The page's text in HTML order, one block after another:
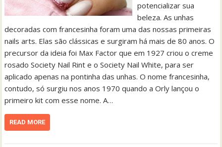
potencializar sua
beleza. As unhas
decoradas com francesinha foram uma das nossas primeiras
nails arts. Elas são clássicas e surgiram há mais de 80 anos. O
precursor da ideia foi Max Factor que em 1927 criou o creme
rosado Society Nail Rint e o Society Nail White, para ser
aplicado apenas na pontinha das unhas. O nome francesinha,
contudo, só surgiu nos anos 1970 quando a Orly lançou o
primeiro kit com esse nome. A…
READ MORE